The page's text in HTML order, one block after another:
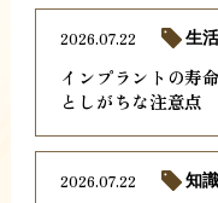
インプラントの寿
としがちな注意点
2026.07.22 生
2026.07.22 知識